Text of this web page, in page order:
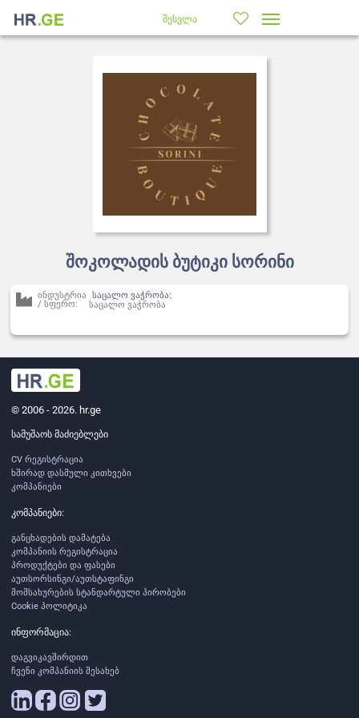
შესვლა
შოკოლადის ბუტიკი სორინი
ინდუსტრია
/ სფერო:
საცალო ვაჭრობა:
საცალო ვაჭრობა
© 2006 - 2026. hr.ge
სამუშაოს მაძიებლები
CV რეგისტრაცია
ხშირად დასმული კითხვები
კომპანიები
კომპანიები:
განცხადების დამატება
კომპანიის რეგისტრაცია
პროდუქტები და ფასები
აუთსორსინგი/აუთსტაფინგი
მომსახურების სტანდარტული პირობები
Cookie პოლიტიკა
ინფორმაცია:
დაგვიკავშირდით
ჩვენი კომპანიის შესახებ